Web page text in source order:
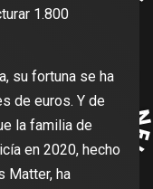
1.800
su fortuna se ha
de euros. Y de
la familia de
en 2020, hecho
Matter, ha